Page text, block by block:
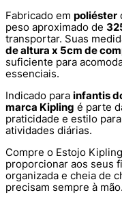
Fabricado em poliéster
peso aproximado de
transportar. Suas
de altura x 5cm de
suficiente para
essenciais.
Indicado para infantis
marca Kipling é parte
praticidade e estilo
atividades diárias.
Compre o Estojo
proporcionar aos seus
organizada e cheia de
precisam sempre à mão.